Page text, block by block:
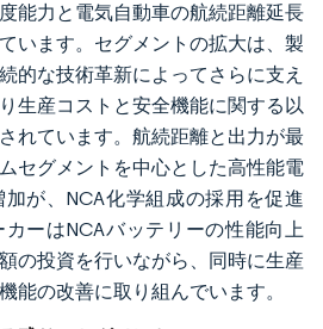
能力と電気自動車の航続距離延長
います。セグメントの拡大は、製
的な技術革新によってさらに支え
生産コストと安全機能に関する以
れています。航続距離と出力が最
セグメントを中心とした高性能電
が、NCA化学組成の採用を促進
ーはNCAバッテリーの性能向上
の投資を行いながら、同時に生産
能の改善に取り組んでいます。